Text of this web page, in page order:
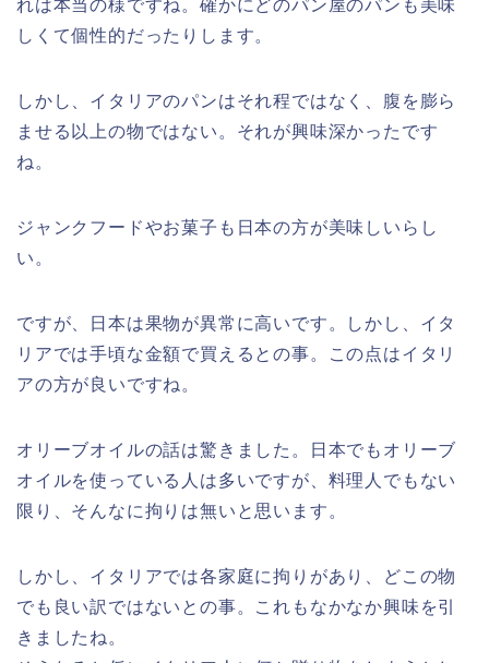
れは本当の様ですね。確かにどのパン屋のパンも美味
しくて個性的だったりします。
しかし、イタリアのパンはそれ程ではなく、腹を膨ら
ませる以上の物ではない。それが興味深かったです
ね。
ジャンクフードやお菓子も日本の方が美味しいらし
い。
ですが、日本は果物が異常に高いです。しかし、イタ
リアでは手頃な金額で買えるとの事。この点はイタリ
アの方が良いですね。
オリーブオイルの話は驚きました。日本でもオリーブ
オイルを使っている人は多いですが、料理人でもない
限り、そんなに拘りは無いと思います。
しかし、イタリアでは各家庭に拘りがあり、どこの物
でも良い訳ではないとの事。これもなかなか興味を引
きましたね。